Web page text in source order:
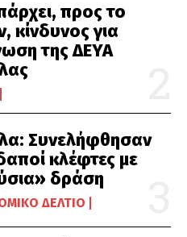
προς το
κίνδυνος για
της ΔΕΥΑ
Συνελήφθησαν
κλέφτες με
δράση
ΔΕΛΤΊΟ